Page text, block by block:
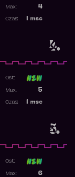
4.
4
Max:
msc
Czas:
5.
Ost:
5
Max:
msc
Czas:
Ost:
6
Max: